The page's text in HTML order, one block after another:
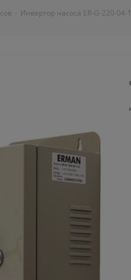
- Инвертор насоса ER-G-220-